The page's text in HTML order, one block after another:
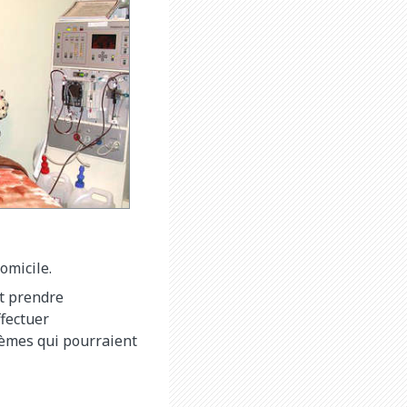
prendre
qui pourraient